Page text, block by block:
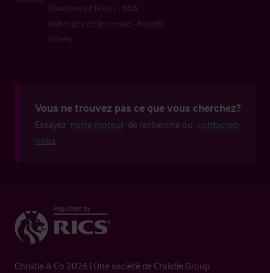
Chambres d’hôtes - B&B
Auberges de jeunesse - hostels
Hôtels
Vous ne trouvez pas ce que vous cherchez?
Essayez notre moteur de recherche ou contactez-
nous
Christie & Co 2026 | Une société de Christie Group